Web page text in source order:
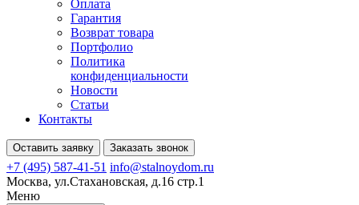
Оплата
Гарантия
Возврат товара
Портфолио
Политика
конфиденциальности
Новости
Статьи
Контакты
Оставить заявку Заказать звонок
+7 (495) 587-41-51 info@stalnoydom.ru
Москва, ул.Стахановская, д.16 стр.1
Меню